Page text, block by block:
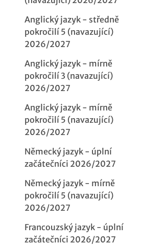
Anglický jazyk - středně
pokročilí 5 (navazující)
2026/2027
Anglický jazyk - mírně
pokročilí 3 (navazující)
2026/2027
Anglický jazyk - mírně
pokročilí 5 (navazující)
2026/2027
Německý jazyk - úplní
začátečníci 2026/2027
Německý jazyk - mírně
pokročilí 5 (navazující)
2026/2027
Francouzský jazyk - úplní
začátečníci 2026/2027